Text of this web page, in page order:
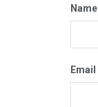
Name
Email